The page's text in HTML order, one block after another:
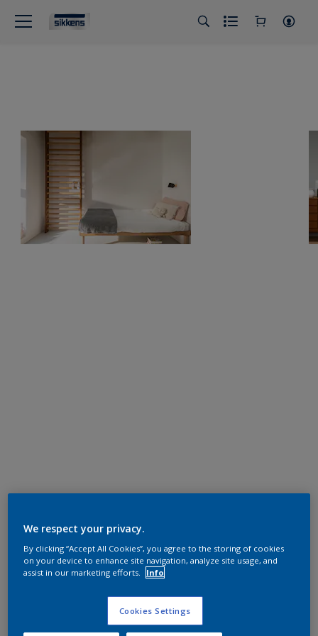
We respect your privacy.
By clicking “Accept All Cookies”, you agree to the storing of cookies
on your device to enhance site navigation, analyze site usage, and
assist in our marketing efforts.
Info
Cookies Settings